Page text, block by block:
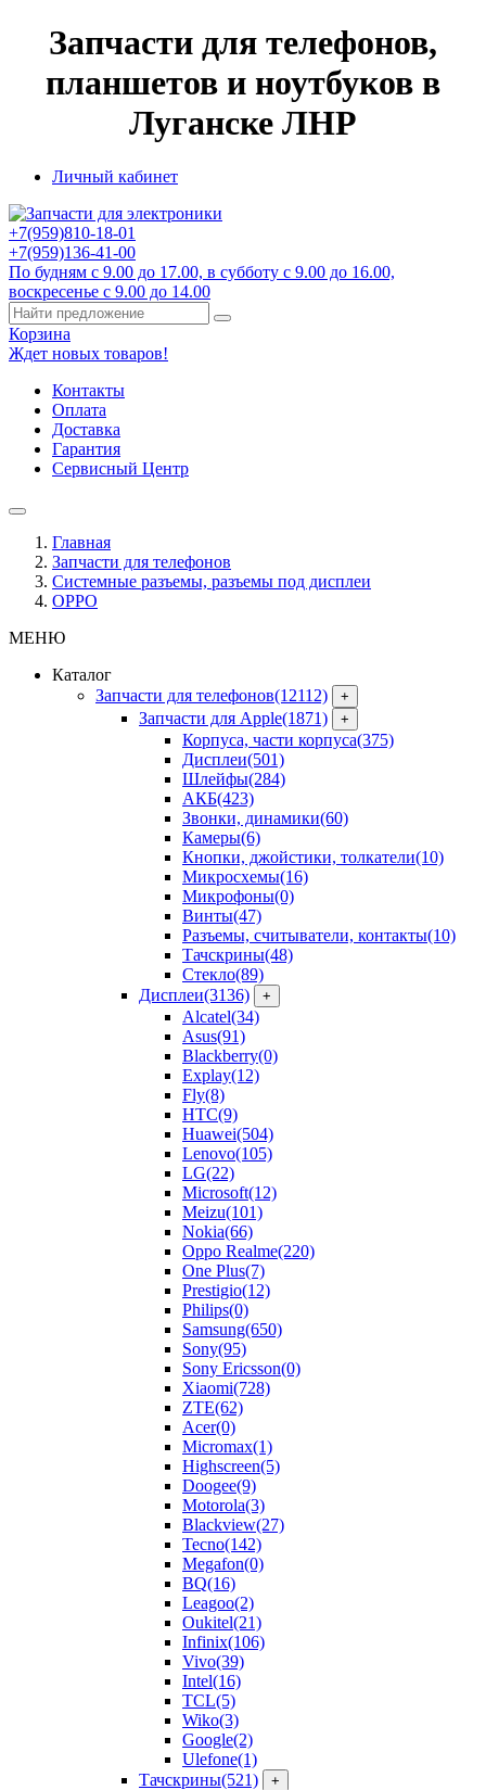
Запчасти для телефонов,
планшетов и ноутбуков в
Луганске ЛНР
Личный кабинет
+7(959)810-18-01
+7(959)136-41-00
По будням с 9.00 до 17.00, в субботу с 9.00 до 16.00,
воскресенье с 9.00 до 14.00
Корзина
Ждет новых товаров!
Контакты
Оплата
Доставка
Гарантия
Сервисный Центр
Главная
Запчасти для телефонов
Системные разъемы, разъемы под дисплеи
OPPO
МЕНЮ
Каталог
Запчасти для телефонов(12112) +
Запчасти для Apple(1871) +
Корпуса, части корпуса(375)
Дисплеи(501)
Шлейфы(284)
АКБ(423)
Звонки, динамики(60)
Камеры(6)
Кнопки, джойстики, толкатели(10)
Микросхемы(16)
Микрофоны(0)
Винты(47)
Разъемы, считыватели, контакты(10)
Тачскрины(48)
Стекло(89)
Дисплеи(3136) +
Alcatel(34)
Asus(91)
Blackberry(0)
Explay(12)
Fly(8)
HTC(9)
Huawei(504)
Lenovo(105)
LG(22)
Microsoft(12)
Meizu(101)
Nokia(66)
Oppo Realme(220)
One Plus(7)
Prestigio(12)
Philips(0)
Samsung(650)
Sony(95)
Sony Ericsson(0)
Xiaomi(728)
ZTE(62)
Acer(0)
Micromax(1)
Highscreen(5)
Doogee(9)
Motorola(3)
Blackview(27)
Tecno(142)
Megafon(0)
BQ(16)
Leagoo(2)
Oukitel(21)
Infinix(106)
Vivo(39)
Intel(16)
TCL(5)
Wiko(3)
Google(2)
Ulefone(1)
Тачскрины(521) +